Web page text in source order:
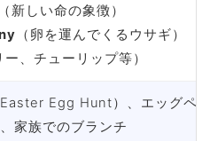
（新しい命の象徴）
（卵を運んでくるウサギ）
、チューリップ等）
Egg Hunt）、エッグペ
家族でのブランチ